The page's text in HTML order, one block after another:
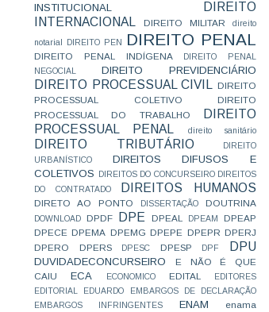
INSTITUCIONAL
DIREITO
INTERNACIONAL
DIREITO MILITAR direito
notarial DIREITO PEN DIREITO PENAL
DIREITO PENAL INDÍGENA
DIREITO PENAL
NEGOCIAL
DIREITO PREVIDENCIÁRIO
DIREITO PROCESSUAL CIVIL
DIREITO
PROCESSUAL COLETIVO
DIREITO
PROCESSUAL DO TRABALHO
DIREITO
PROCESSUAL PENAL
direito sanitário
DIREITO TRIBUTÁRIO
DIREITO
URBANÍSTICO
DIREITOS DIFUSOS E
COLETIVOS
DIREITOS DO CONCURSEIRO DIREITOS
DO CONTRATADO
DIREITOS HUMANOS
DIRETO AO PONTO DISSERTAÇÃO DOUTRINA
DOWNLOAD DPDF DPE DPEAL DPEAM
DPEAP
DPECE DPEMA DPEMG DPEPE DPEPR DPERJ
DPERO
DPERS DPESC DPESP DPF DPU
DUVIDADECONCURSEIRO
E NÃO É QUE
CAIU
ECA ECONOMICO EDITAL
EDITORES
EDITORIAL
EDUARDO
EMBARGOS DE DECLARAÇÃO
EMBARGOS INFRINGENTES
ENAM enama